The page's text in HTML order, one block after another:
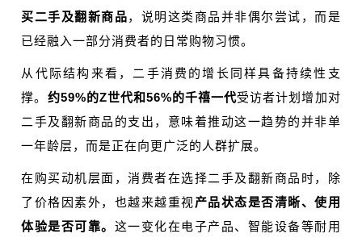
买二手及翻新商品，说明这类商品并非偶尔尝试，而是
已经融入一部分消费者的日常购物习惯。
从代际结构来看，二手消费的增长同样具备持续性支
撑。 约59%的Z世代和56%的千禧一代受访者计划增加对
二手及翻新商品的支出，意味着推动这一趋势的并非单
一年龄层，而是正在向更广泛的人群扩展。
在购买动机层面，消费者在选择二手及翻新商品时，除
了价格因素外，也越来越重视产品状态是否清晰、使用
体验是否可靠。 这一变化在电子产品、智能设备等耐用